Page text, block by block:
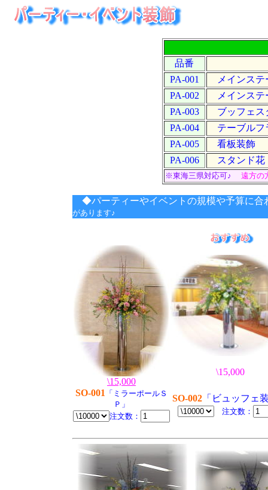
品番
PA-001
メインステ
PA-002
メインステ
PA-003
ブッフェス
PA-004
テーブルフ
PA-005
看板装飾
PA-006
スタンド花
※東海三県対応可♪ 遠方の
◆パーティーやイベントの規模や予算
があります♪
\15,000
\15,000
SO-001 「ミラーポールＳ
Ｐ」
注文数：
SO-002「ビュッフェ
注文数：